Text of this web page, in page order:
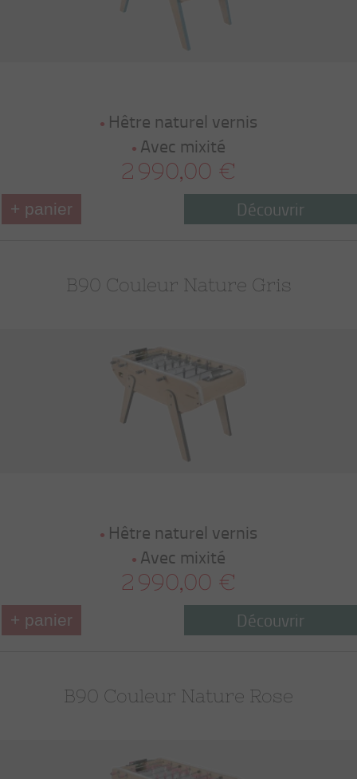
Hêtre naturel vernis
Avec mixité
2 990,00 €
+ panier Découvrir
B90 Couleur Nature Gris
Hêtre naturel vernis
Avec mixité
2 990,00 €
+ panier Découvrir
B90 Couleur Nature Rose